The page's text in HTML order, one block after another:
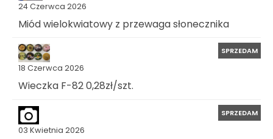
24 Czerwca 2026
Miód wielokwiatowy z przewaga słonecznika
18 Czerwca 2026
SPRZEDAM
Wieczka F-82 0,28zł/szt.
03 Kwietnia 2026
SPRZEDAM